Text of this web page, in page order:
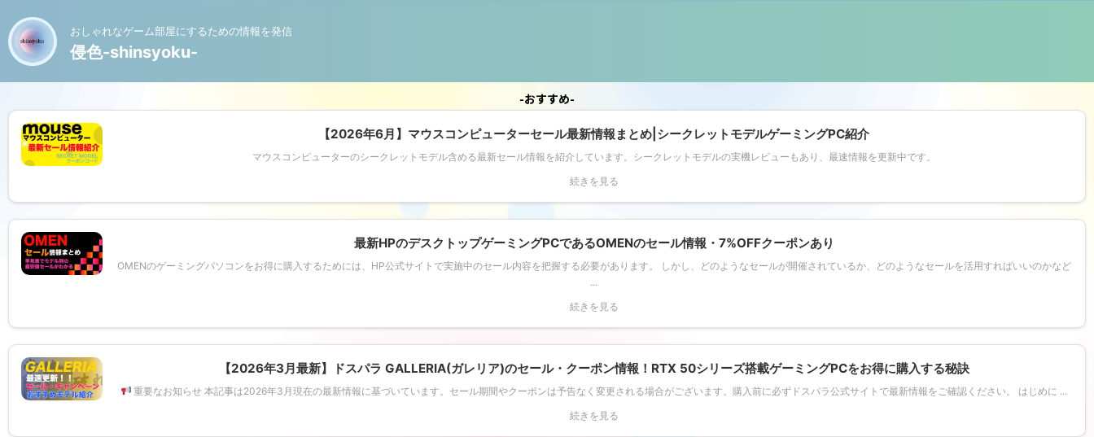
おしゃれなゲーム部屋にするための情報を発信
侵色-shinsyoku-
-おすすめ-
【2026年6月】マウスコンピューターセール最新情報まとめ|シークレットモデルゲーミングPC紹介
マウスコンピューターのシークレットモデル含める最新セール情報を紹介しています。シークレットモデルの実機レビューもあり、最速情報を更新中です。
続きを見る
最新HPのデスクトップゲーミングPCであるOMENのセール情報・7%OFFクーポンあり
OMENのゲーミングパソコンをお得に購入するためには、HP公式サイトで実施中のセール内容を把握する必要があります。 しかし、どのようなセールが開催されているか、どのようなセールを活用すればいいのかなど
...
続きを見る
【2026年3月最新】ドスパラ GALLERIA(ガレリア)のセール・クーポン情報！RTX 50シリーズ搭載ゲーミングPCをお得に購入する秘訣
重要なお知らせ 本記事は2026年3月現在の最新情報に基づいています。セール期間やクーポンは予告なく変更される場合がございます。購入前に必ずドスパラ公式サイトで最新情報をご確認ください。 はじめに ...
続きを見る